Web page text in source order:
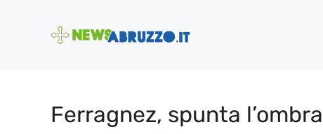
Ferragnez, spunta